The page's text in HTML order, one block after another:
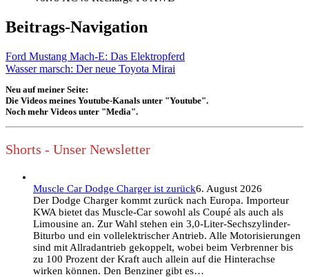
Beitrags-Navigation
Ford Mustang Mach-E: Das Elektropferd
Wasser marsch: Der neue Toyota Mirai
Neu auf meiner Seite:
Die Videos meines Youtube-Kanals unter "Youtube".
Noch mehr Videos unter "Media".
Shorts - Unser Newsletter
Muscle Car Dodge Charger ist zurück6. August 2026
Der Dodge Charger kommt zurück nach Europa. Importeur
KWA bietet das Muscle-Car sowohl als Coupé als auch als
Limousine an. Zur Wahl stehen ein 3,0-Liter-Sechszylinder-
Biturbo und ein vollelektrischer Antrieb. Alle Motorisierungen
sind mit Allradantrieb gekoppelt, wobei beim Verbrenner bis
zu 100 Prozent der Kraft auch allein auf die Hinterachse
wirken können. Den Benziner gibt es…